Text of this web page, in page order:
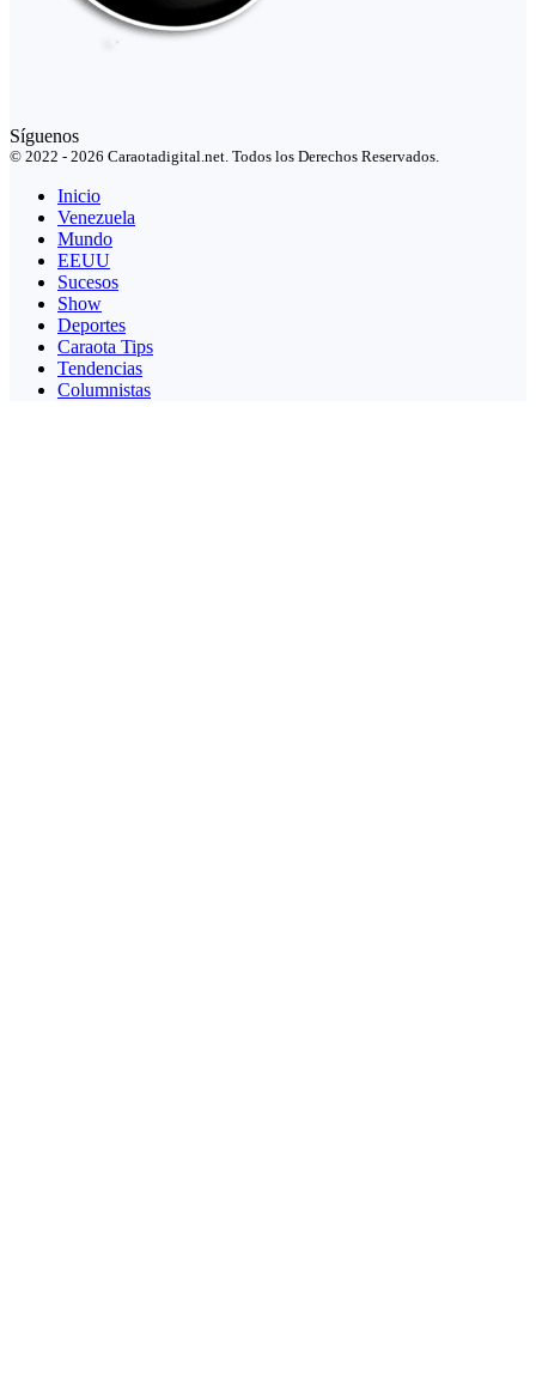
Síguenos
© 2022 - 2026 Caraotadigital.net. Todos los Derechos Reservados.
Inicio
Venezuela
Mundo
EEUU
Sucesos
Show
Deportes
Caraota Tips
Tendencias
Columnistas